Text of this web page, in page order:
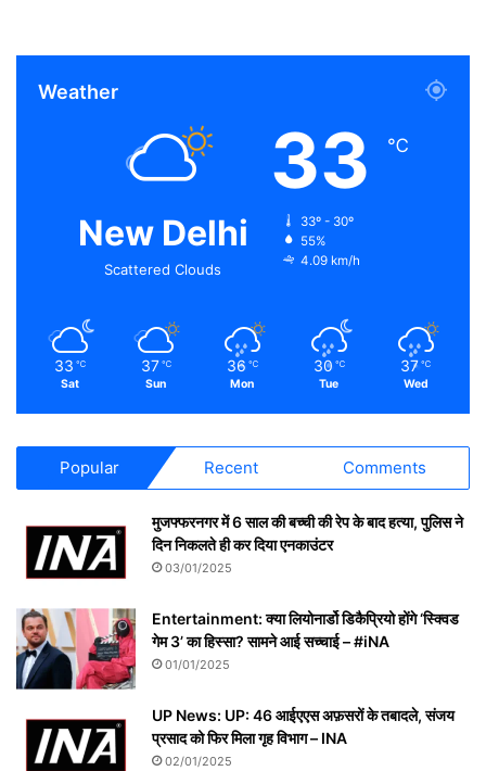
Weather
New Delhi
Scattered Clouds
33 ℃
33º - 30º
55%
4.09 km/h
33 ℃
Sat
37 ℃
Sun
36 ℃
Mon
30 ℃
Tue
37 ℃
Wed
Popular Recent Comments
मुजफ्फरनगर में 6 साल की बच्ची की रेप के बाद हत्या, पुलिस ने
दिन निकलते ही कर दिया एनकाउंटर
03/01/2025
Entertainment: क्या लियोनार्डो डिकैप्रियो होंगे ‘स्क्विड
गेम 3’ का हिस्सा? सामने आई सच्चाई – #iNA
01/01/2025
UP News: UP: 46 आईएएस अफ़सरों के तबादले, संजय
प्रसाद को फिर मिला गृह विभाग – INA
02/01/2025